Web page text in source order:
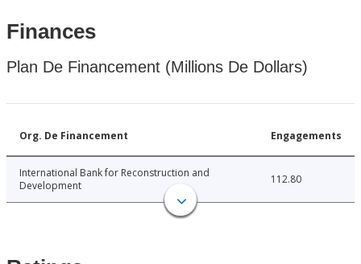
Finances
Plan De Financement (Millions De Dollars)
Org. De Financement Engagements
International Bank for Reconstruction and
Development
112.80